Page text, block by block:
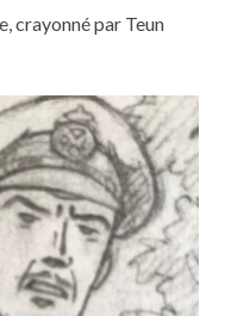
crayonné par Teun